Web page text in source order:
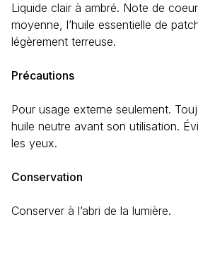
Liquide clair à ambré. Note de
moyenne, l’huile essentielle de
légèrement terreuse.
Précautions
Pour usage externe seulement.
huile neutre avant son utilisation.
les yeux.
Conservation
Conserver à l’abri de la lumière.